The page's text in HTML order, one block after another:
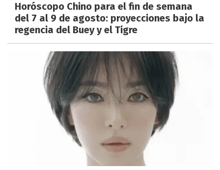
Horóscopo Chino para el fin de semana
del 7 al 9 de agosto: proyecciones bajo la
regencia del Buey y el Tigre